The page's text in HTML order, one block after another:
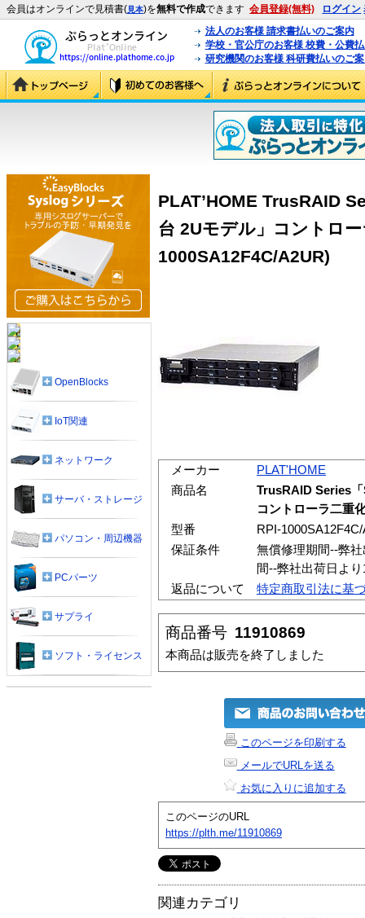
会員はオンラインで見積書(見本)を無料で作成できます 会員登録(無料) ログイン
法人のお客様 請求書払いのご案内
学校・官公庁のお客様 校費・公費
研究機関のお客様 科研費払いのご
PLAT’HOME TrusRAID
台 2Uモデル」コントロ
1000SA12F4C/A2UR)
メーカー
PLAT'HOME
商品名
TrusRAID Series
コントローラ二重
型番
RPI-
保証条件
無償修理期間--弊
間--弊社出荷日よ
返品について
特定商取引法に基
商品番号 11910869
本商品は販売を終了しました
このページを印刷する
メールでURLを送る
お気に入りに追加する
このページのURL
https://plth.me/11910869
関連カテゴリ
OpenBlocks
IoT関連
ネットワーク
サーバ・ストレージ
パソコン・周辺機器
PCパーツ
サプライ
ソフト・ライセンス